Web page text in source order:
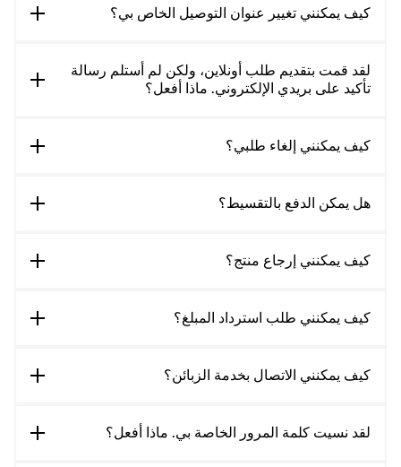
كيف يمكنني تغيير عنوان التوصيل الخاص بي؟
لقد قمت بتقديم طلب أونلاين، ولكن لم أستلم رسالة
تأكيد على بريدي الإلكتروني. ماذا أفعل؟
كيف يمكنني إلغاء طلبي؟
هل يمكن الدفع بالتقسيط؟
كيف يمكنني إرجاع منتج؟
كيف يمكنني طلب استرداد المبلغ؟
كيف يمكنني الاتصال بخدمة الزبائن؟
لقد نسيت كلمة المرور الخاصة بي. ماذا أفعل؟